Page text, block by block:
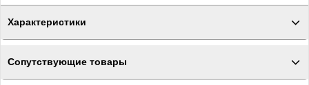
Характеристики
Сопутствующие товары